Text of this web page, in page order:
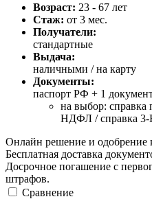
Возраст: 23 - 67 лет
Стаж: от 3 мес.
Получатели:
стандартные
Выдача:
наличными / на карту
Документы:
паспорт РФ + 1
на выбор: справка
НДФЛ / справка
Онлайн решение и одобрение
Бесплатная доставка
Досрочное погашение с
штрафов.
Сравнение